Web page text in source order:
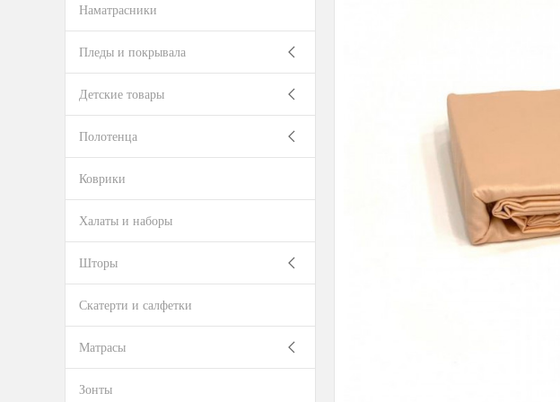
Наматрасники
Пледы и покрывала
Детские товары
Полотенца
Коврики
Халаты и наборы
Шторы
Скатерти и салфетки
Матрасы
Зонты